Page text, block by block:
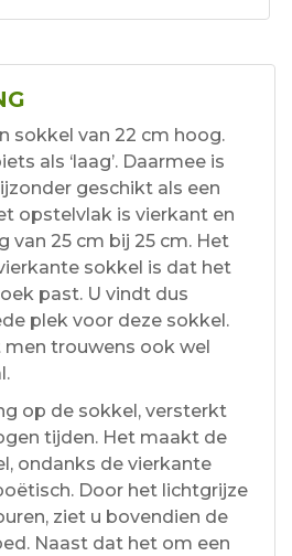
sokkel van 22 cm hoog.
als ‘laag’. Daarmee is
geschikt als een
opstelvlak is vierkant en
van 25 cm bij 25 cm. Het
sokkel is dat het
past. U vindt dus
plek voor deze sokkel.
trouwens ook wel
op de sokkel, versterkt
tijden. Het maakt de
ondanks de vierkante
Door het lichtgrijze
ziet u bovendien de
Naast dat het om een